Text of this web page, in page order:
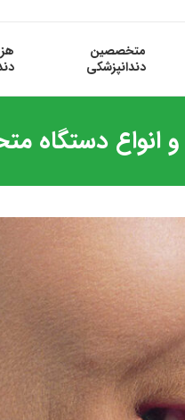
متخصصین
دندانپزشکی
دستگاه